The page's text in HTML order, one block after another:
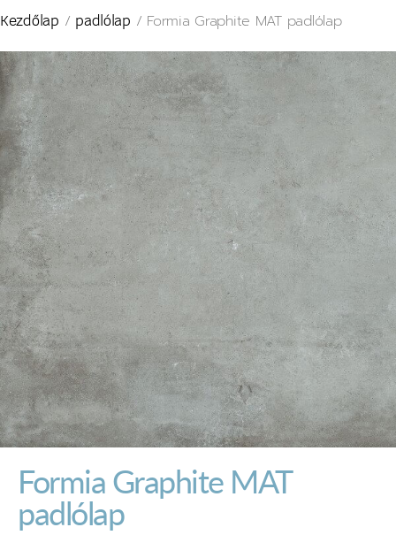
Kezdőlap / padlólap / Formia Graphite MAT padlólap
Formia Graphite MAT
padlólap